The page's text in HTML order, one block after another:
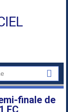
finale de
FC